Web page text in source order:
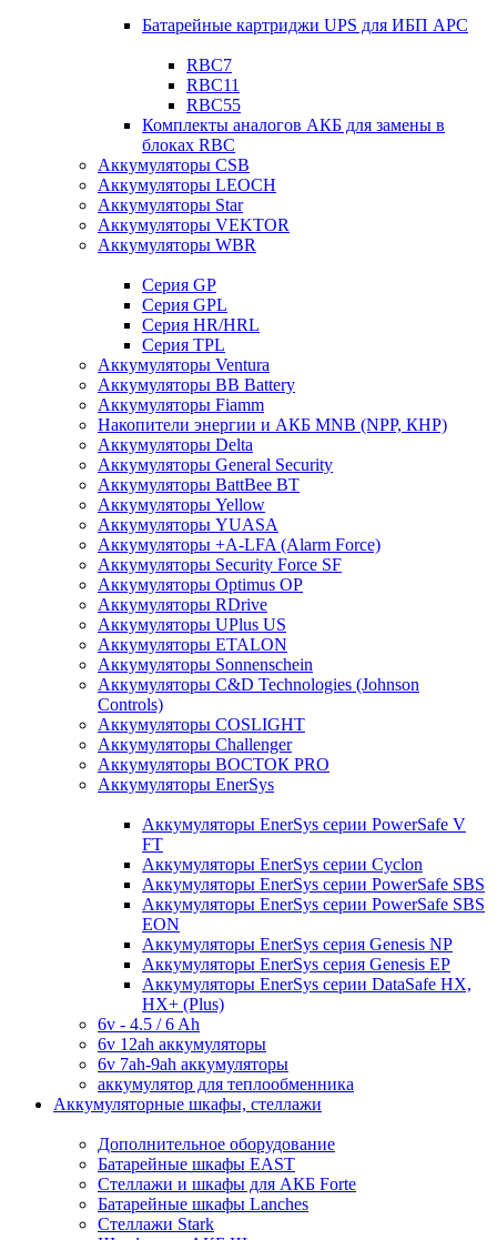
Батарейные картриджи UPS для ИБП APC
RBC7
RBC11
RBC55
Комплекты аналогов АКБ для замены в
блоках RBC
Аккумуляторы CSB
Аккумуляторы LEOCH
Аккумуляторы Star
Аккумуляторы VEKTOR
Аккумуляторы WBR
Cерия GP
Серия GPL
Серия HR/HRL
Серия TPL
Аккумуляторы Ventura
Аккумуляторы BB Battery
Аккумуляторы Fiamm
Накопители энергии и АКБ MNB (NPP, КНР)
Аккумуляторы Delta
Аккумуляторы General Security
Аккумуляторы BattBee BT
Аккумуляторы Yellow
Аккумуляторы YUASA
Аккумуляторы +A-LFA (Alarm Force)
Аккумуляторы Security Force SF
Аккумуляторы Optimus OP
Аккумуляторы RDrive
Аккумуляторы UPlus US
Аккумуляторы ETALON
Аккумуляторы Sonnenschein
Аккумуляторы С&D Technologies (Johnson
Controls)
Аккумуляторы COSLIGHT
Аккумуляторы Challenger
Аккумуляторы ВОСТОК PRO
Аккумуляторы EnerSys
Аккумуляторы EnerSys серии PowerSafe V
FT
Аккумуляторы EnerSys серии Cyclon
Аккумуляторы EnerSys серии PowerSafe SBS
Аккумуляторы EnerSys серии PowerSafe SBS
EON
Аккумуляторы EnerSys серия Genesis NP
Аккумуляторы EnerSys серия Genesis EP
Аккумуляторы EnerSys серии DataSafe HX,
HX+ (Plus)
6v - 4.5 / 6 Ah
6v 12ah аккумуляторы
6v 7ah-9ah аккумуляторы
аккумулятор для теплообменника
Аккумуляторные шкафы, стеллажи
Дополнительное оборудование
Батарейные шкафы EAST
Стеллажи и шкафы для АКБ Forte
Батарейные шкафы Lanches
Стеллажи Stark